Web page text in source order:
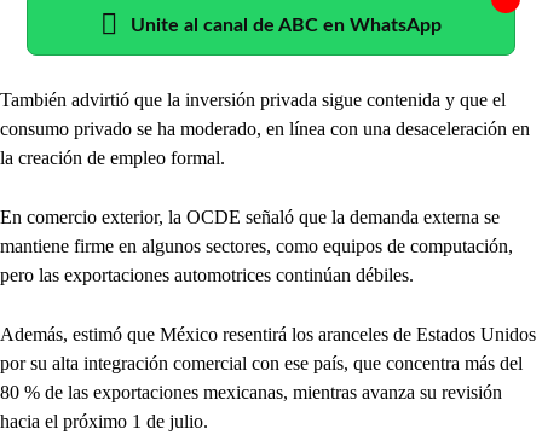
Unite al canal de ABC en WhatsApp
También advirtió que la inversión privada sigue contenida y que el
consumo privado se ha moderado, en línea con una desaceleración en
la creación de empleo formal.
En comercio exterior, la OCDE señaló que la demanda externa se
mantiene firme en algunos sectores, como equipos de computación,
pero las exportaciones automotrices continúan débiles.
Además, estimó que México resentirá los aranceles de Estados Unidos
por su alta integración comercial con ese país, que concentra más del
80 % de las exportaciones mexicanas, mientras avanza su revisión
hacia el próximo 1 de julio.